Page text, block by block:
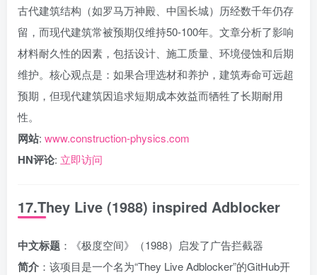
古代建筑结构（如罗马万神殿、中国长城）历经数千年仍存
留，而现代建筑常被预期仅维持50-100年。文章分析了影响
材料耐久性的因素，包括设计、施工质量、环境侵蚀和后期
维护。核心观点是：如果合理选材和养护，建筑寿命可远超
预期，但现代建筑因追求短期成本效益而牺牲了长期耐用
性。
网站: www.construction-physics.com
HN评论: 立即访问
17.They Live (1988) inspired Adblocker
中文标题 ：《极度空间》（1988）启发了广告拦截器
简介 ：该项目是一个名为“They Live Adblocker”的GitHub开